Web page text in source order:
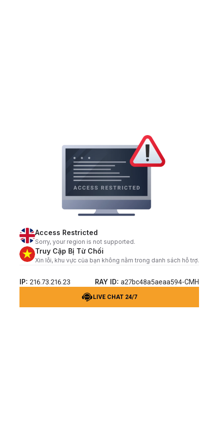
Access Restricted
Sorry, your region is not supported.
Truy Cập Bị Từ Chối
Xin lỗi, khu vực của bạn không nằm trong danh sách hỗ trợ.
IP: 216.73.216.23 RAY ID: a27bc48a5aeaa594-CMH
LIVE CHAT 24/7